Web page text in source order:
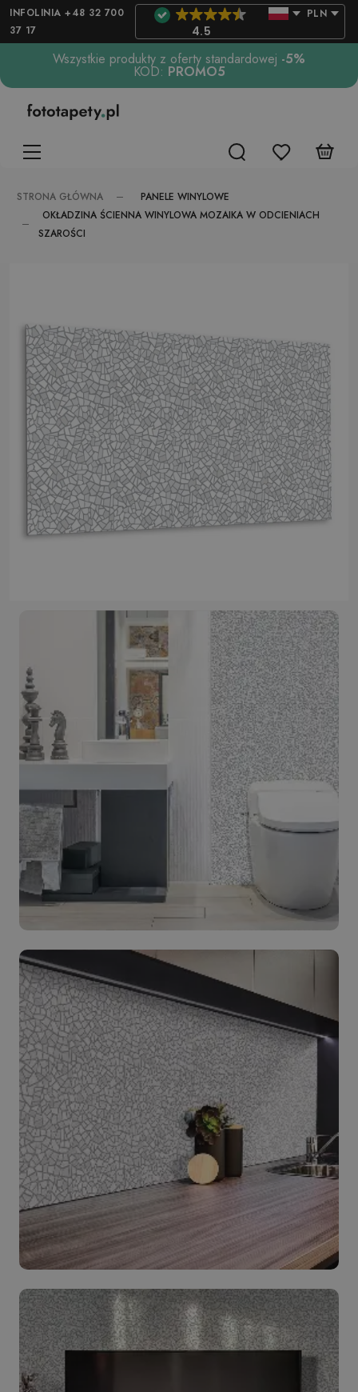
INFOLINIA +48 32 700
37 17
4.5
PLN
Wszystkie produkty z oferty standardowej -5%
KOD: PROMO5
STRONA GŁÓWNA
PANELE WINYLOWE
OKŁADZINA ŚCIENNA WINYLOWA MOZAIKA W ODCIENIACH
SZAROŚCI